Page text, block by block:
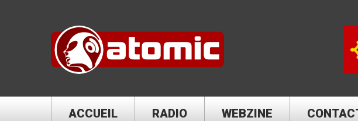
ACCUEIL RADIO WEBZINE